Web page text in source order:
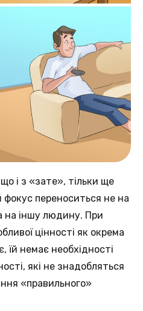
і з «зате», тільки ще
переноситься не на
на іншу людину. При
​​цінності як окрема
їй немає необхідності
які не знадобляться
«правильного»